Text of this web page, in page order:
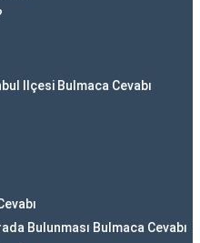
Ilçesi Bulmaca Cevabı
Bulunması Bulmaca Cevabı